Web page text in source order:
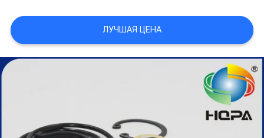
ЛУЧШАЯ ЦЕНА